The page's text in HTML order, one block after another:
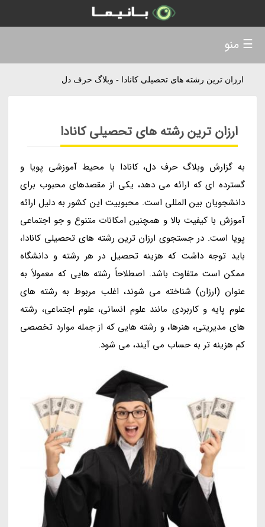
ارزان ترین رشته های تحصیلی کانادا - وبلاگ حرف دل
ارزان ترین رشته های تحصیلی کانادا
به گزارش وبلاگ حرف دل، کانادا با محیط آموزشی پویا و
گسترده ای که ارائه می دهد، یکی از مقصدهای محبوب برای
دانشجویان بین المللی است. محبوبیت این کشور به دلیل ارائه
آموزش با کیفیت بالا و همچنین امکانات متنوع و جو اجتماعی
پویا است. در جستجوی ارزان ترین رشته های تحصیلی کانادا،
باید توجه داشت که هزینه تحصیل در هر رشته و دانشگاه
ممکن است متفاوت باشد. اصطلاحاً رشته هایی که معمولاً به
عنوان (ارزان) شناخته می شوند، اغلب مربوط به رشته های
علوم پایه و کاربردی مانند علوم انسانی، علوم اجتماعی، رشته
های مدیریتی، هنرها، و رشته هایی که از جمله موارد تخصصی
کم هزینه تر به حساب می آیند، می شود.
☰ منو